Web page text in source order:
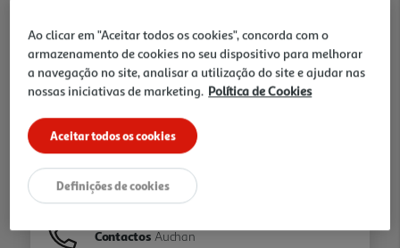
Ir para Homepage
Folhetos
Contactos Auchan
Ao clicar em "Aceitar todos os cookies", concorda com o
armazenamento de cookies no seu dispositivo para melhorar
a navegação no site, analisar a utilização do site e ajudar nas
nossas iniciativas de marketing. Política de Cookies
Aceitar todos os cookies
Definições de cookies